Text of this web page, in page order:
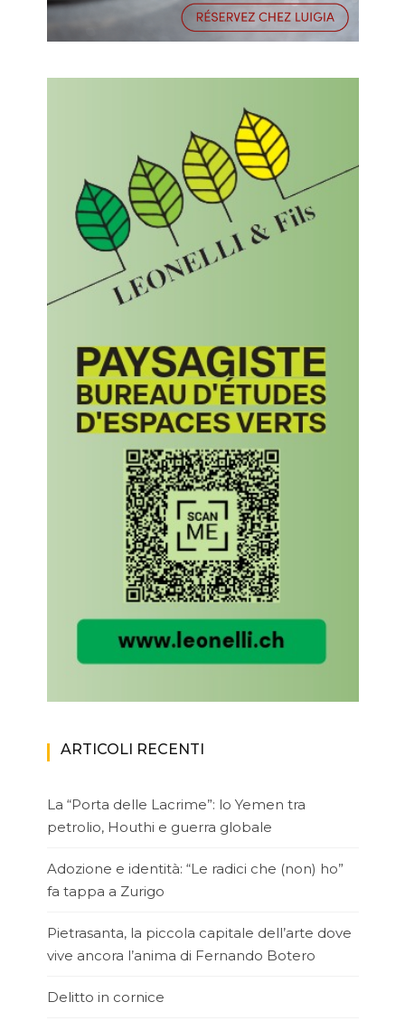
ARTICOLI RECENTI
La “Porta delle Lacrime”: lo Yemen tra
petrolio, Houthi e guerra globale
Adozione e identità: “Le radici che (non) ho”
fa tappa a Zurigo
Pietrasanta, la piccola capitale dell’arte dove
vive ancora l’anima di Fernando Botero
Delitto in cornice